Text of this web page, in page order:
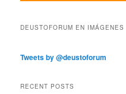
DEUSTOFORUM EN IMÁGENES
Tweets by @deustoforum
RECENT POSTS